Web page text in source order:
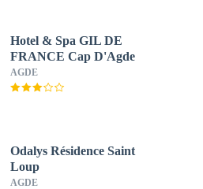
Hotel & Spa GIL DE
FRANCE Cap D'Agde
AGDE
Odalys Résidence Saint
Loup
AGDE